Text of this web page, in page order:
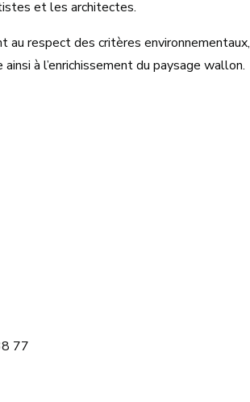
et les architectes.
au respect des critères environnementaux,
à l’enrichissement du paysage wallon.
77